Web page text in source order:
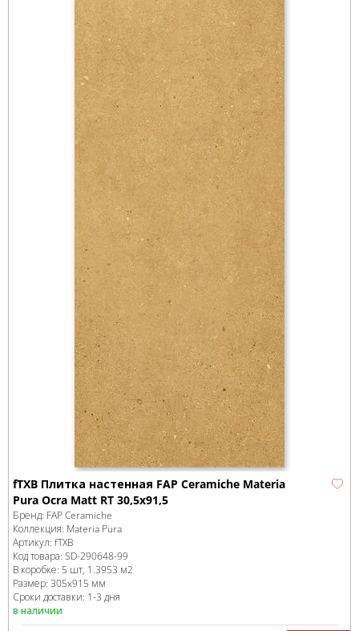
fTXB Плитка настенная FAP Ceramiche Materia
Pura Ocra Matt RT 30,5x91,5
Бренд: FAP Ceramiche
Коллекция: Materia Pura
Артикул: fTXB
Код товара: SD-290648-99
В коробке: 5 шт, 1.3953 м2
Размер: 305x915 мм
Сроки доставки: 1-3 дня
в наличии